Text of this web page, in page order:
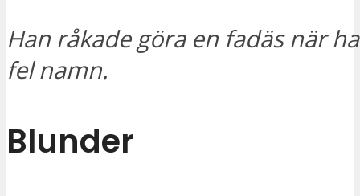
Han råkade göra en fadäs när
fel namn.
Blunder